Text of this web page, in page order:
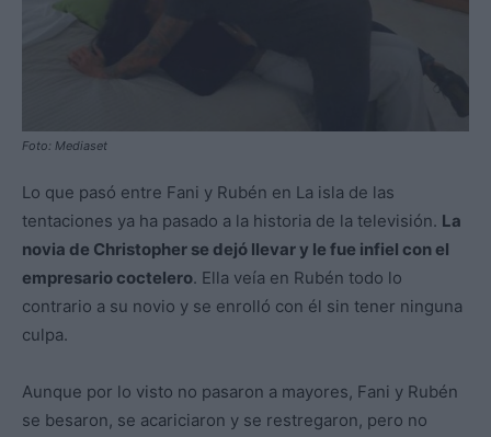
Foto: Mediaset
Lo que pasó entre Fani y Rubén en La isla de las
tentaciones ya ha pasado a la historia de la televisión. La
novia de Christopher se dejó llevar y le fue infiel con el
empresario coctelero. Ella veía en Rubén todo lo
contrario a su novio y se enrolló con él sin tener ninguna
culpa.
Aunque por lo visto no pasaron a mayores, Fani y Rubén
se besaron, se acariciaron y se restregaron, pero no